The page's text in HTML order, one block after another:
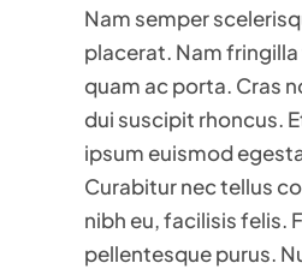
Nam semper
placerat. Nam
quam ac porta. Cras
dui suscipit rhoncus.
ipsum euismod
Curabitur nec tellus
nibh eu, facilisis felis.
pellentesque purus.